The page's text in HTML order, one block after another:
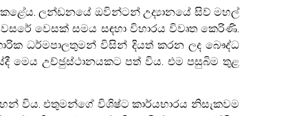
කළේය. ලන්ඩනයේ ඔවින්ටන් උද්‍යානයේ සිව් මහල්
වෙසක් සමය සඳහා විහාරය විවෘත කෙරිණි.
ධර්මපාලතුමන් විසින් දියත් කරන ලද බෞද්ධ
මෙය උච්ඡුස්ථානයකට පත් විය. එම පසුබිම තුළ
විය. එතුමන්ගේ විශිෂ්ට කාර්යභාරය නිසැකවම